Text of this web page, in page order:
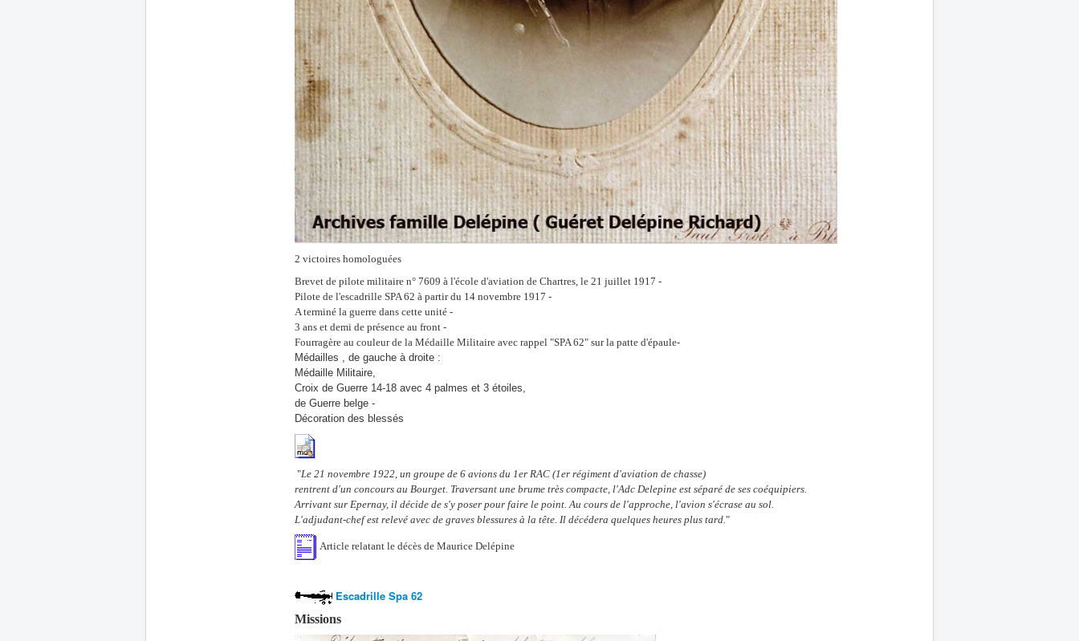
2 victoires homologuées
Brevet de pilote militaire n° 7609 à l'école d'aviation de Chartres, le 21 juillet 1917 -
Pilote de l'escadrille SPA 62 à partir du 14 novembre 1917 -
A terminé la guerre dans cette unité -
3 ans et demi de présence au front -
Fourragère au couleur de la Médaille Militaire avec rappel "SPA 62" sur la patte d'épaule-
Médailles , de gauche à droite :
Médaille Militaire,
Croix de Guerre 14-18 avec 4 palmes et 3 étoiles,
de Guerre belge -
Décoration des blessés
"Le 21 novembre 1922, un groupe de 6 avions du 1er RAC (1er régiment d'aviation de chasse)
rentrent d'un concours au Bourget. Traversant une brume très compacte, l'Adc Delepine est séparé de ses coéquipiers.
Arrivant sur Epernay, il décide de s'y poser pour faire le point. Au cours de l'approche, l'avion s'écrase au sol.
L'adjudant-chef est relevé avec de graves blessures à la tête. Il décédera quelques heures plus tard."
Article relatant le décès de Maurice Delépine
Escadrille Spa 62
Missions